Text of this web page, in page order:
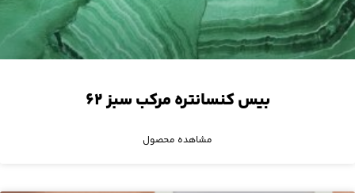
بیس کنسانتره مرکب سبز ۶۲
مشاهده محصول